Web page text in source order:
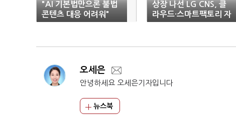
"AI 기본법만으론 불법
콘텐츠 대응 어려워"
상장 나선 LG CNS, 클
라우드·스마트팩토리 자
신감
오세은
안녕하세요 오세은기자입니다
뉴스북